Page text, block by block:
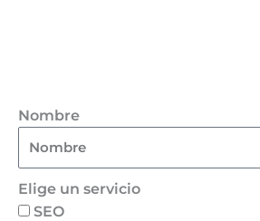
Nombre
Elige un servicio
SEO